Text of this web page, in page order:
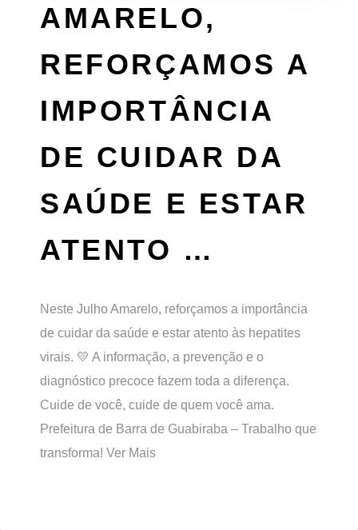
AMARELO,
REFORÇAMOS A
IMPORTÂNCIA
DE CUIDAR DA
SAÚDE E ESTAR
ATENTO …
Neste Julho Amarelo, reforçamos a importância
de cuidar da saúde e estar atento às hepatites
virais. 💛 A informação, a prevenção e o
diagnóstico precoce fazem toda a diferença.
Cuide de você, cuide de quem você ama.
Prefeitura de Barra de Guabiraba – Trabalho que
transforma! Ver Mais